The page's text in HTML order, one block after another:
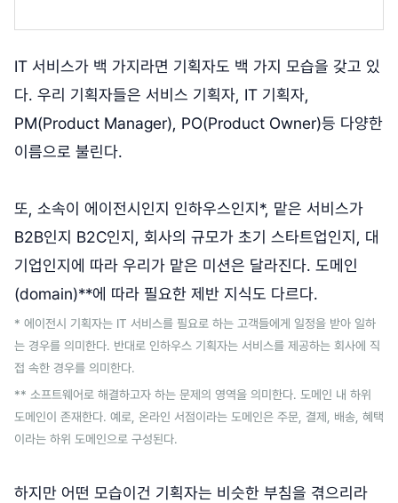
IT 서비스가 백 가지라면 기획자도 백 가지 모습을 갖고 있
다. 우리 기획자들은 서비스 기획자, IT 기획자,
PM(Product Manager), PO(Product Owner)등 다양한
이름으로 불린다.
또, 소속이 에이전시인지 인하우스인지*, 맡은 서비스가
B2B인지 B2C인지, 회사의 규모가 초기 스타트업인지, 대
기업인지에 따라 우리가 맡은 미션은 달라진다. 도메인
(domain)**에 따라 필요한 제반 지식도 다르다.
* 에이전시 기획자는 IT 서비스를 필요로 하는 고객들에게 일정을 받아 일하
는 경우를 의미한다. 반대로 인하우스 기획자는 서비스를 제공하는 회사에 직
접 속한 경우를 의미한다.
** 소프트웨어로 해결하고자 하는 문제의 영역을 의미한다. 도메인 내 하위
도메인이 존재한다. 예로, 온라인 서점이라는 도메인은 주문, 결제, 배송, 혜택
이라는 하위 도메인으로 구성된다.
하지만 어떤 모습이건 기획자는 비슷한 부침을 겪으리라